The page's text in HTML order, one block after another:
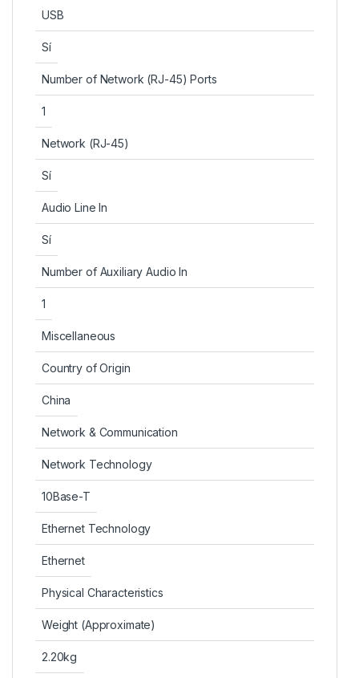
USB
Sí
Number of Network (RJ-45) Ports
1
Network (RJ-45)
Sí
Audio Line In
Sí
Number of Auxiliary Audio In
1
Miscellaneous
Country of Origin
China
Network & Communication
Network Technology
10Base-T
Ethernet Technology
Ethernet
Physical Characteristics
Weight (Approximate)
2.20kg